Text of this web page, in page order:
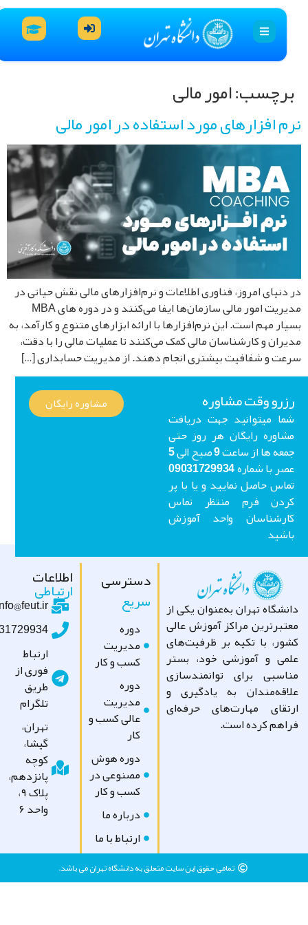
امور مالی
افزارهای مورد استفاده در امور مالی
امروز، فناوری اطلاعات و نرم‌افزارهای مالی نقش حیاتی در
مدیریت امور مالی سازمان‌ها ایفا می‌کنند و در دوره های MBA
مهم است. این نرم‌افزارها با ارائه ابزارهای متنوع و کارآمد، به
و کارشناسان مالی کمک می‌کنند تا عملیات مالی را با دقت،
و شفافیت بیشتری انجام دهند. از مدیریت حسابداری […]
وقت مشاوره
میتوانید جهت دریافت
رایگان هر روز حتی
جمعه ها از ساعت 9 صبح الی 5
عصر با شماره 09031729934
حاصل نمایید و یا با پر
فرم منتظر تماس
واحد آموزش
مشاوره رایگان
تهران به‌عنوان یکی از
مراکز آموزش عالی
با تکیه بر ظرفیت‌های
و آموزشی خود، بستر
برای توانمندسازی
به یادگیری و
مهارت‌های حرفه‌ای
کرده است.
دسترسی
سریع
مدیریت
کسب و کار
مدیریت
عالی کسب و
دوره هوش
مصنوعی در
کسب و کار
درباره ما
ارتباط با ما
اطلاعات
ارتباطی
info@feut.ir
09031729934
ارتباط
فوری از
طریق
تلگرام
تهران،
گیشا،
کوچه
پانزدهم،
پلاک ۹،
واحد ۶
تمامی حقوق این سایت متعلق به دانشگاه تهران می باشد.